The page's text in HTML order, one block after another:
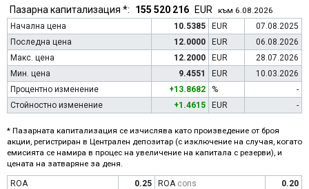
Пазарна капитализация *: 155 520 216 EUR към 6.08.2026
Начална цена
10.5385 EUR
07.08.2025
Последна цена
12.0000 EUR
06.08.2026
Макс. цена
12.2000 EUR
28.07.2026
Мин. цена
9.4551 EUR
10.03.2026
Процентно изменение
+13.8682 %
-
Стойностно изменение
+1.4615 EUR -
* Пазарната капитализация се изчислява като произведение от броя
акции, регистриран в Централен депозитар (с изключение на случая, когато
емисията се намира в процес на увеличение на капитала с резерви), и
цената на затваряне за деня.
ROA 0.25 ROA cons
0.20